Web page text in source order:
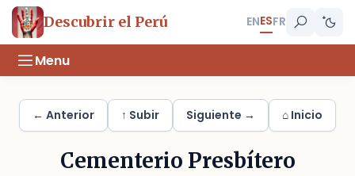
Descubrir el Perú ENESFR
Menu
← Anterior ↑ Subir Siguiente → ⌂ Inicio
Cementerio Presbítero